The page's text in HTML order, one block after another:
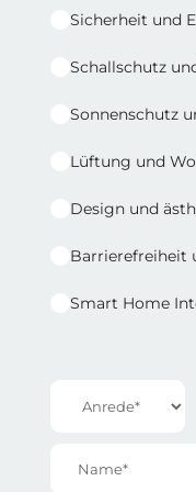
Sicherheit und
Schallschutz
Sonnenschutz
Lüftung und
Design und
Barrierefreiheit
Smart Home